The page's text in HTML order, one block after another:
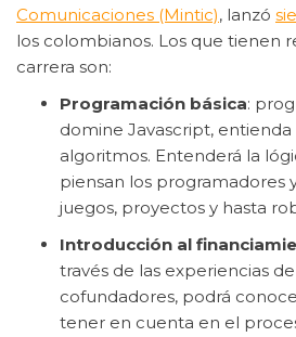
Comunicaciones (Mintic), lanzó
los colombianos. Los que tienen
carrera son:
Programación básica:
domine Javascript,
algoritmos. Entenderá la
piensan los programadores
juegos, proyectos y hasta
Introducción al
través de las experiencias
cofundadores, podrá
tener en cuenta en el